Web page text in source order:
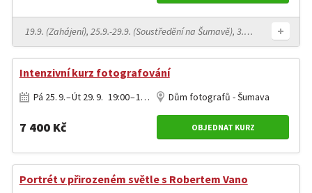
19.9. (Zahájení), 25.9.-29.9. (Soustředění na Šumavě), 3.10., 4.10., 25.10., 31.10., 7.11., 14.11., 28.11., 29.11., 6.12.2026 (Zkouška)
Intenzivní kurz fotografování
Pá 25. 9. – Út 29. 9. 19:00 – 13:00 Dům fotografů - Šumava
7 400 Kč OBJEDNAT KURZ
Portrét v přirozeném světle s Robertem Vano